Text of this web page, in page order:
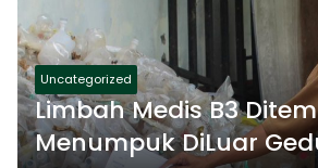
Uncategorized
Limbah Medis B3
Menumpuk DiLuar